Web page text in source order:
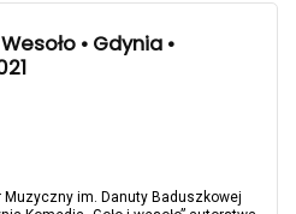
• Gdynia •
Muzyczny im. Danuty Baduszkowej